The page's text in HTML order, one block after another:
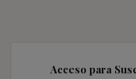
Acceso para